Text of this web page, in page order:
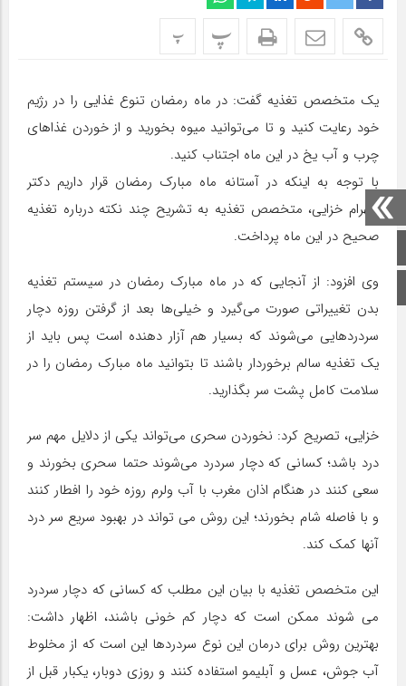
صفحه اصلی
اینستاگرام
پ پ
یک متخصص تغذیه گفت: در ماه رمضان تنوع غذایی را در رژیم
خود رعایت کنید و تا می‌توانید میوه بخورید و از خوردن غذاهای
چرب و آب یخ در این ماه اجتناب کنید.
با توجه به اینکه در آستانه ماه مبارک رمضان قرار داریم دکتر
شهرام خزایی، متخصص تغذیه به تشریح چند نکته درباره تغذیه
صحیح در این ماه پرداخت.
وی افزود: از آنجایی که در ماه مبارک رمضان در سیستم تغذیه
بدن تغییراتی صورت می‌گیرد و خیلی‌ها بعد از گرفتن روزه دچار
سردردهایی می‌شوند که بسیار هم آزار دهنده است پس باید از
یک تغذیه سالم برخوردار باشند تا بتوانید ماه مبارک رمضان را در
سلامت کامل پشت سر بگذارید.
خزایی، تصریح کرد: نخوردن سحری می‌تواند یکی از دلایل مهم سر
درد باشد؛ کسانی که دچار سردرد می‌شوند حتما سحری بخورند و
سعی کنند در هنگام اذان مغرب با آب ولرم روزه خود را افطار کنند
و با فاصله شام بخورند؛ این روش می تواند در بهبود سریع سر درد
آنها کمک کند.
این متخصص تغذیه با بیان این مطلب که کسانی که دچار سردرد
می شوند ممکن است که دچار کم خونی باشند، اظهار داشت:
بهترین روش برای درمان این نوع سردردها این است که از مخلوط
آب جوش، عسل و آبلیمو استفاده کنند و روزی دوبار، یکبار قبل از